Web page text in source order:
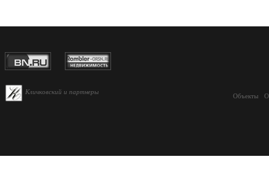
Кличковский и партнеры Объекты